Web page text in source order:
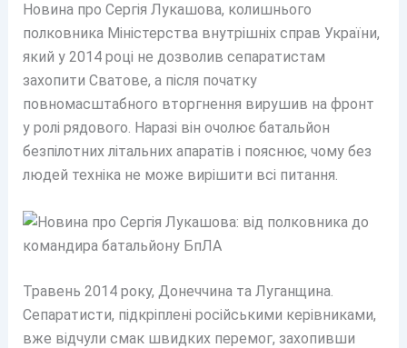
Новина про Сергія Лукашова, колишнього
полковника Міністерства внутрішніх справ України,
який у 2014 році не дозволив сепаратистам
захопити Сватове, а після початку
повномасштабного вторгнення вирушив на фронт
у ролі рядового. Наразі він очолює батальйон
безпілотних літальних апаратів і пояснює, чому без
людей техніка не може вирішити всі питання.
Травень 2014 року, Донеччина та Луганщина.
Сепаратисти, підкріплені російськими керівниками,
вже відчули смак швидких перемог, захопивши